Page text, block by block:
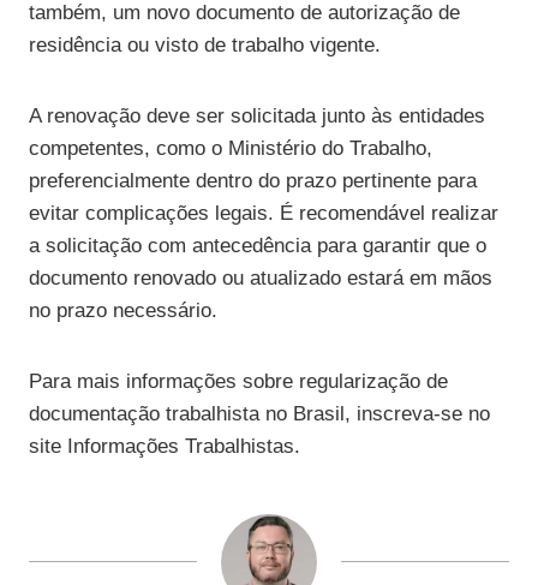
também, um novo documento de autorização de
residência ou visto de trabalho vigente.
A renovação deve ser solicitada junto às entidades
competentes, como o Ministério do Trabalho,
preferencialmente dentro do prazo pertinente para
evitar complicações legais. É recomendável realizar
a solicitação com antecedência para garantir que o
documento renovado ou atualizado estará em mãos
no prazo necessário.
Para mais informações sobre regularização de
documentação trabalhista no Brasil, inscreva-se no
site Informações Trabalhistas.